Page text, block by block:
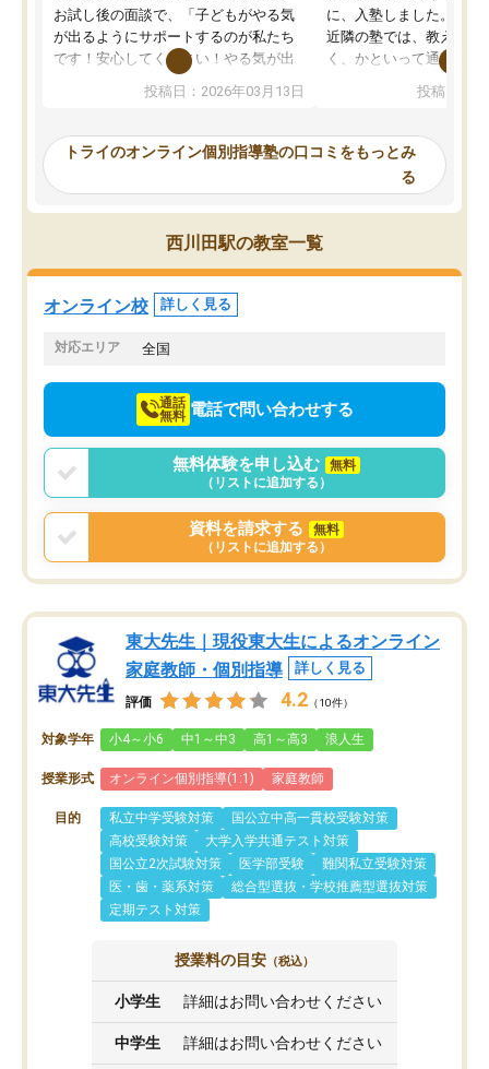
お試し後の面談で、「子どもがやる気
が出るようにサポートするのが私たち
です！安心してください！やる気が出
ないのは私たち講師の責任です」と言
ってくださり、確かに！と考えて、思
ったんですが、学生の先生から学ぶこ
み、徐々に成績が上がったらいいなと
思っていました。何が今足りないのか
を的確に指導いただき、子どももびっ
くりするほど楽しんでやる気を持って
塾を受けています。狙い通り、少しず
つ成績も上がり、苦手意識も無くなっ
てきたので、さらに苦手な数学も追加
でお願いしました。来年の高校受験に
投稿日：2026年03月13日
に、入塾しました。田舎
近隣の塾では、教えても
く、かといって通うには
可能なので本当に助か
らないところをピンポイ
頂いて、とてもわかり
していました。一生を
スト、多少お金がかかっ
投稿日：
トライのオンライン個別指導塾の口コミをもっとみ
る
西川田駅の教室一覧
オンライン校 詳しく見る
対応エリア 全国
通話
無料 電話で問い合わせする
無料体験を申し込む
無料
（リストに追加する）
資料を請求する
無料
（リストに追加する）
東大先生｜現役東大生によるオンライン
家庭教師・個別指導
詳しく見る
評価 4.2 （10件）
対象学年 小4～小6 中1～中3 高1～高3 浪人生
授業形式 オンライン個別指導(1:1) 家庭教師
目的 私立中学受験対策
国公立中高一貫校受験対策
高校受験対策
大学入学共通テスト対策
国公立2次試験対策
医学部受験
難関私立受験対策
医・歯・薬系対策
総合型選抜・学校推薦型選抜対策
定期テスト対策
授業料の目安 （税込）
小学生 詳細はお問い合わせください
中学生 詳細はお問い合わせください